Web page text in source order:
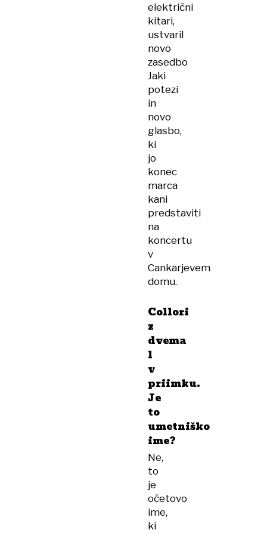
električni
kitari,
ustvaril
novo
zasedbo
Jaki
potezi
in
novo
glasbo,
ki
jo
konec
marca
kani
predstaviti
na
koncertu
v
Cankarjevem
domu.
Collori
z
dvema
l
v
priimku.
Je
to
umetniško
ime?
Ne,
to
je
očetovo
ime,
ki